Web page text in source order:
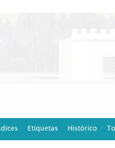
Etiquetas Histórico